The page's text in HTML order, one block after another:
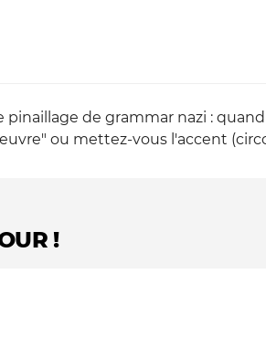
de grammar nazi :
ou mettez-vous l'accent
!